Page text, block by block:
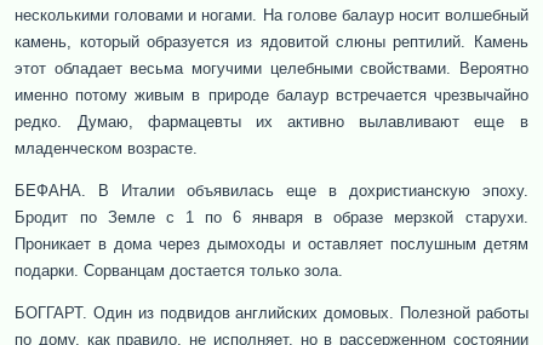
несколькими головами и ногами. На голове балаур носит волшебный
камень, который образуется из ядовитой слюны рептилий. Камень
этот обладает весьма могучими целебными свойствами. Вероятно
именно потому живым в природе балаур встречается чрезвычайно
редко. Думаю, фармацевты их активно вылавливают еще в
младенческом возрасте.
БЕФАНА. В Италии объявилась еще в дохристианскую эпоху.
Бродит по Земле с 1 по 6 января в образе мерзкой старухи.
Проникает в дома через дымоходы и оставляет послушным детям
подарки. Сорванцам достается только зола.
БОГГАРТ. Один из подвидов английских домовых. Полезной работы
по дому, как правило, не исполняет, но в рассерженном состоянии